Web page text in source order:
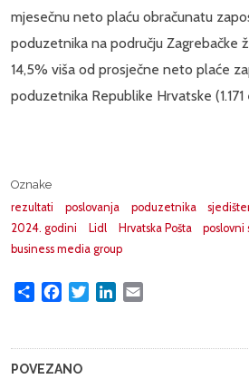
mjesečnu neto plaću obračunatu
poduzetnika na području Zagrebačke
14,5% viša od prosječne neto plaće
poduzetnika Republike Hrvatske (1.171
Oznake
rezultati
poslovanja poduzetnika
2024. godini
Lidl Hrvatska Pošta
poslovni
business media group
Share FacebookTwitterLinkedIn
POVEZANO